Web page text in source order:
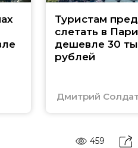
Туристам
слетать в
дешевле 30
рублей
Дмитрий
459